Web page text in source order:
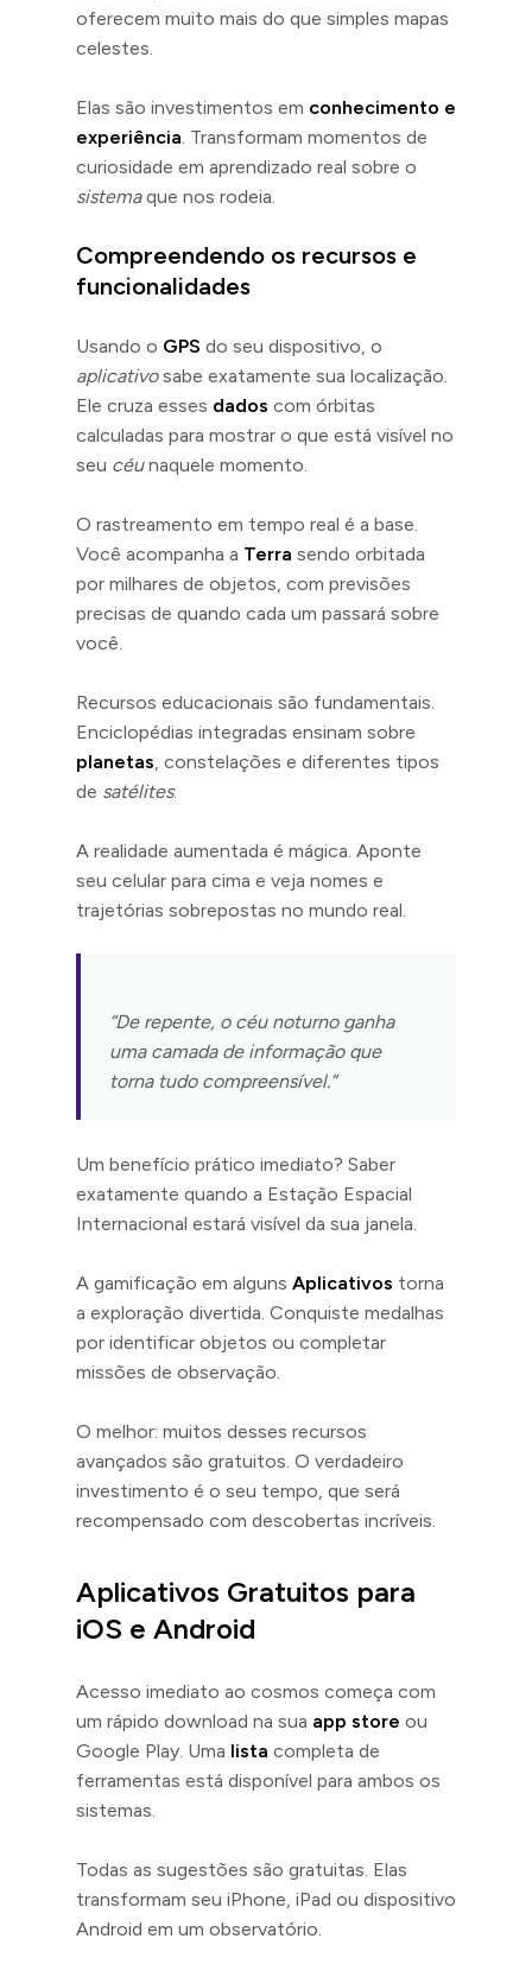
oferecem muito mais do que simples mapas
celestes.
Elas são investimentos em conhecimento e
experiência . Transformam momentos de
curiosidade em aprendizado real sobre o
sistemaque nos rodeia.
Compreendendo os recursos e
funcionalidades
Usando o GPS do seu dispositivo, o
aplicativosabe exatamente sua localização.
Ele cruza esses dados com órbitas
calculadas para mostrar o que está visível no
seu céunaquele momento.
O rastreamento em tempo real é a base.
Você acompanha a Terra sendo orbitada
por milhares de objetos, com previsões
precisas de quando cada um passará sobre
você.
Recursos educacionais são fundamentais.
Enciclopédias integradas ensinam sobre
planetas , constelações e diferentes tipos
de satélites.
A realidade aumentada é mágica. Aponte
seu celular para cima e veja nomes e
trajetórias sobrepostas no mundo real.
“De repente, o céu noturno ganha
uma camada de informação que
torna tudo compreensível.”
Um benefício prático imediato? Saber
exatamente quando a Estação Espacial
Internacional estará visível da sua janela.
A gamificação em alguns Aplicativos torna
a exploração divertida. Conquiste medalhas
por identificar objetos ou completar
missões de observação.
O melhor: muitos desses recursos
avançados são gratuitos. O verdadeiro
investimento é o seu tempo, que será
recompensado com descobertas incríveis.
Aplicativos Gratuitos para
iOS e Android
Acesso imediato ao cosmos começa com
um rápido download na sua app store ou
Google Play. Uma lista completa de
ferramentas está disponível para ambos os
sistemas.
Todas as sugestões são gratuitas. Elas
transformam seu iPhone, iPad ou dispositivo
Android em um observatório.